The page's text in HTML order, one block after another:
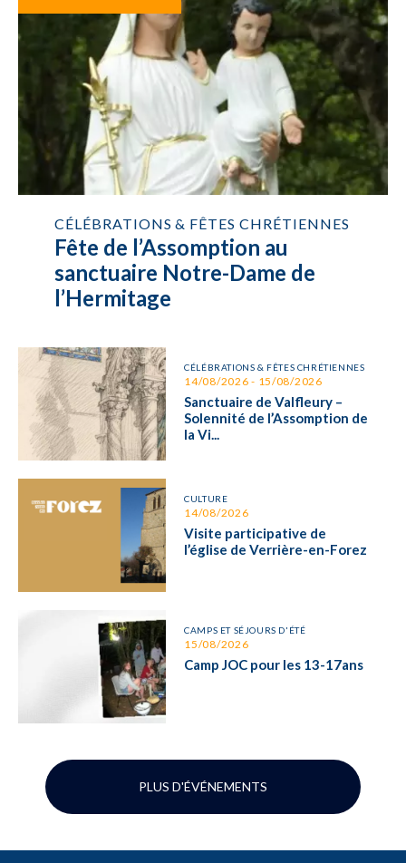
PLUS D'ÉVÉNEMENTS
CÉLÉBRATIONS & FÊTES CHRÉTIENNES
Fête de l’Assomption au
sanctuaire Notre-Dame de
l’Hermitage
CÉLÉBRATIONS & FÊTES CHRÉTIENNES
14/08/2026 - 15/08/2026
Sanctuaire de Valfleury –
Solennité de l’Assomption de
la Vi...
CULTURE
14/08/2026
Visite participative de
l’église de Verrière-en-Forez
CAMPS ET SÉJOURS D'ÉTÉ
15/08/2026
Camp JOC pour les 13-17ans